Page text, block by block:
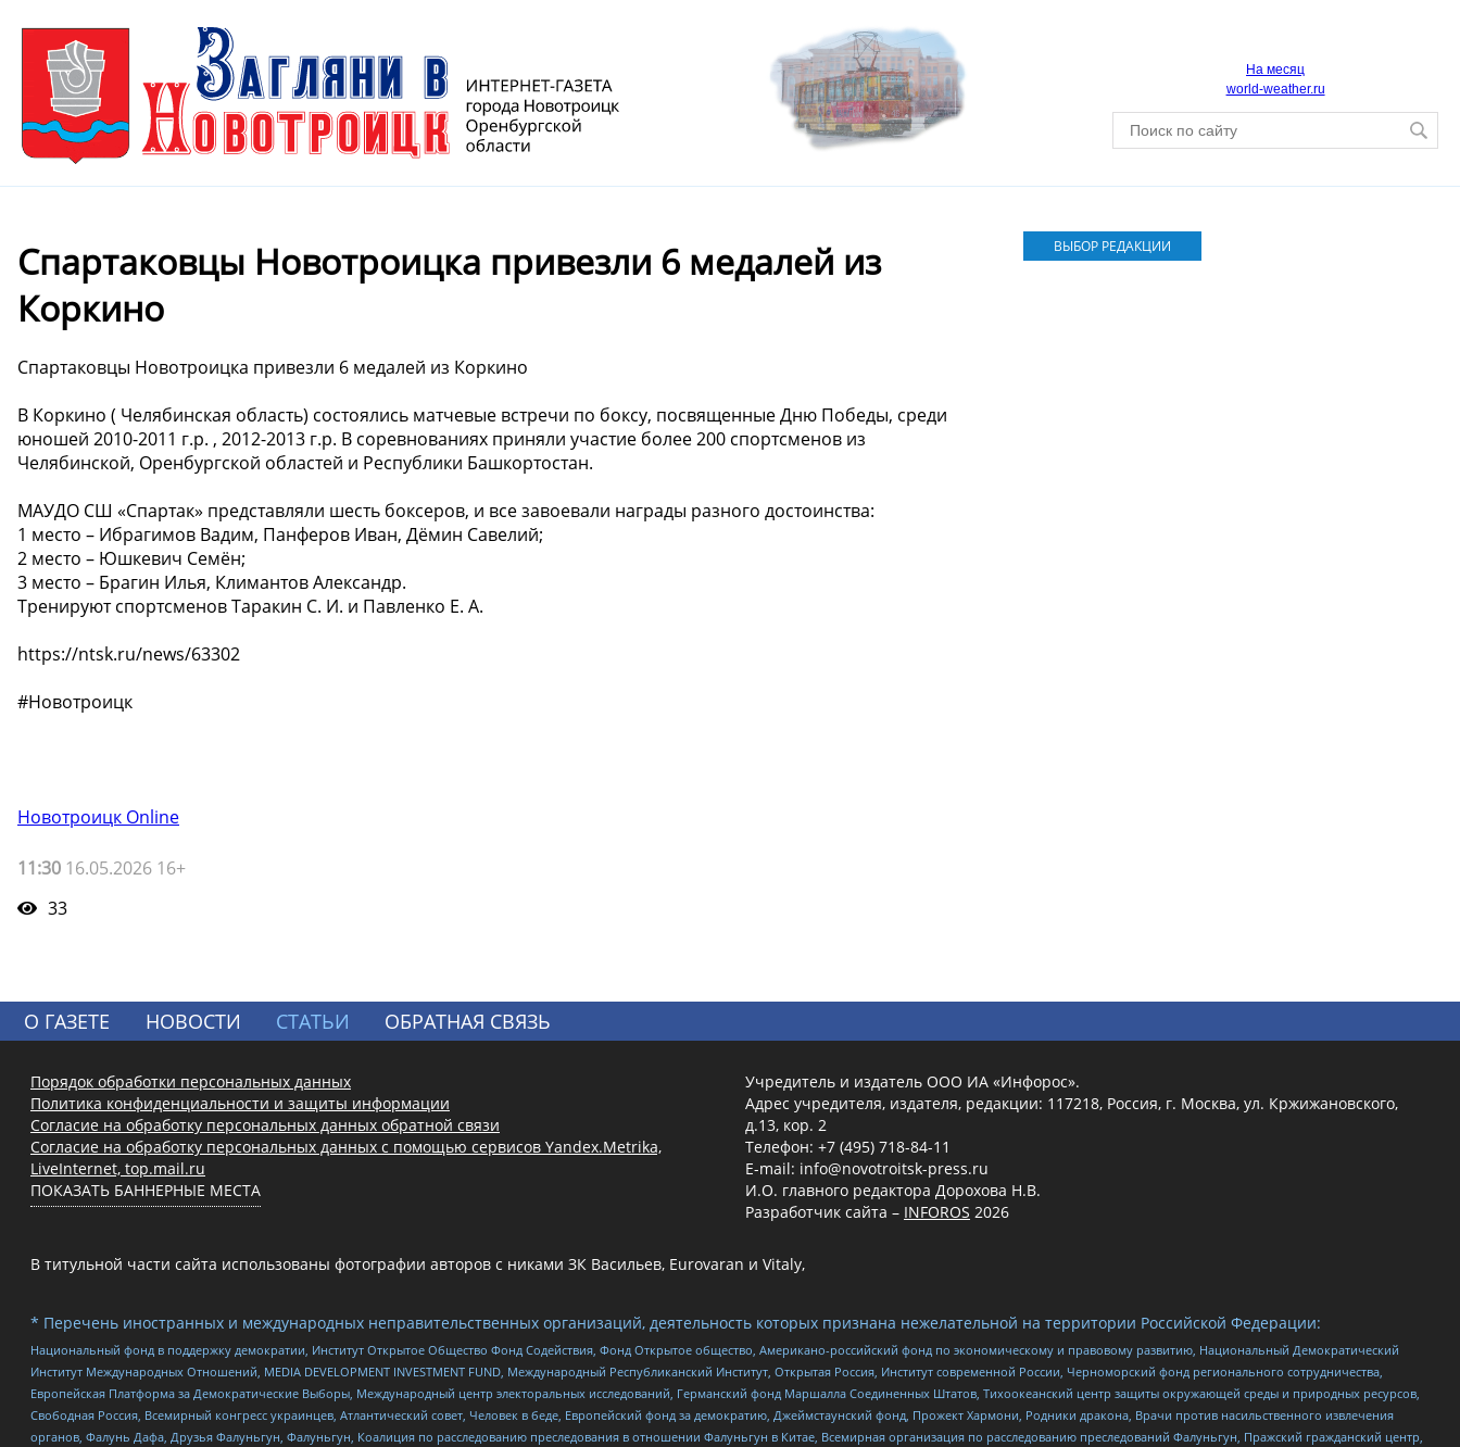
На месяц
world-weather.ru
Спартаковцы Новотроицка привезли 6 медалей из
Коркино
Спартаковцы Новотроицка привезли 6 медалей из Коркино
В Коркино ( Челябинская область) состоялись матчевые встречи по боксу, посвященные Дню Победы, среди
юношей 2010-2011 г.р. , 2012-2013 г.р. В соревнованиях приняли участие более 200 спортсменов из
Челябинской, Оренбургской областей и Республики Башкортостан.
МАУДО СШ «Спартак» представляли шесть боксеров, и все завоевали награды разного достоинства:
1 место – Ибрагимов Вадим, Панферов Иван, Дёмин Савелий;
2 место – Юшкевич Семён;
3 место – Брагин Илья, Климантов Александр.
Тренируют спортсменов Таракин С. И. и Павленко Е. А.
https://ntsk.ru/news/63302
#Новотроицк
Новотроицк Online
11:30 16.05.2026 16+
33
ВЫБОР РЕДАКЦИИ
О ГАЗЕТЕ НОВОСТИ СТАТЬИ ОБРАТНАЯ СВЯЗЬ
Порядок обработки персональных данных
Политика конфиденциальности и защиты информации
Согласие на обработку персональных данных обратной связи
Согласие на обработку персональных данных с помощью сервисов Yandex.Metrika,
LiveInternet, top.mail.ru
ПОКАЗАТЬ БАННЕРНЫЕ МЕСТА
Учредитель и издатель ООО ИА «Инфорос».
Адрес учредителя, издателя, редакции: 117218, Россия, г. Москва, ул. Кржижановского,
д.13, кор. 2
Телефон: +7 (495) 718-84-11
E-mail: info@novotroitsk-press.ru
И.О. главного редактора Дорохова Н.В.
Разработчик сайта – INFOROS 2026
В титульной части сайта использованы фотографии авторов с никами ЗК Васильев, Eurovaran и Vitaly,
* Перечень иностранных и международных неправительственных организаций, деятельность которых признана нежелательной на территории Российской Федерации:
Национальный фонд в поддержку демократии, Институт Открытое Общество Фонд Содействия, Фонд Открытое общество, Американо-российский фонд по экономическому и правовому развитию, Национальный Демократический
Институт Международных Отношений, MEDIA DEVELOPMENT INVESTMENT FUND, Международный Республиканский Институт, Открытая Россия, Институт современной России, Черноморский фонд регионального сотрудничества,
Европейская Платформа за Демократические Выборы, Международный центр электоральных исследований, Германский фонд Маршалла Соединенных Штатов, Тихоокеанский центр защиты окружающей среды и природных ресурсов,
Свободная Россия, Всемирный конгресс украинцев, Атлантический совет, Человек в беде, Европейский фонд за демократию, Джеймстаунский фонд, Прожект Хармони, Родники дракона, Врачи против насильственного извлечения
органов, Фалунь Дафа, Друзья Фалуньгун, Фалуньгун, Коалиция по расследованию преследования в отношении Фалуньгун в Китае, Всемирная организация по расследованию преследований Фалуньгун, Пражский гражданский центр,